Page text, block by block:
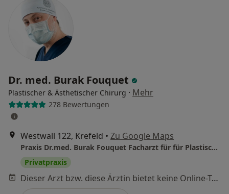
Dr. med. Burak Fouquet
Plastischer & Ästhetischer Chirurg · Mehr
278 Bewertungen
Westwall 122, Krefeld • Zu Google Maps
Praxis Dr.med. Burak Fouquet Facharzt für für Plastische- und Ästhetische Chirurgie
Privatpraxis
Dieser Arzt bzw. diese Ärztin bietet keine Online-Terminbuchung an diesem Standort an.